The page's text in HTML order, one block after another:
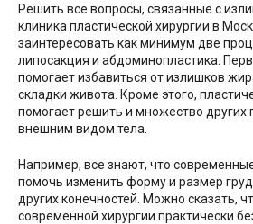
Решить все вопросы, связанные с
клиника пластической хирургии в
заинтересовать как минимум две
липосакция и абдоминопластика.
помогает избавиться от излишков
складки живота. Кроме этого,
помогает решить и множество других
внешним видом тела.
Например, все знают, что
помочь изменить форму и размер
других конечностей. Можно сказать,
современной хирургии практически